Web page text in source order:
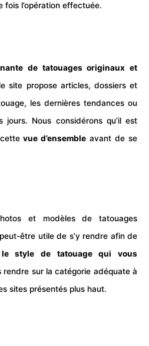
fois l’opération effectuée.
de tatouages originaux et
site propose articles, dossiers et
les dernières tendances ou
jours. Nous considérons qu’il est
cettevue d’ensemble avant de se
et modèles de tatouages
être utile de s’y rendre afin de
style de tatouage qui vous
sur la catégorie adéquate à
sites présentés plus haut.